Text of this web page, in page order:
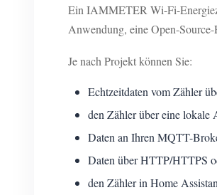
Ein IAMMETER Wi-Fi-
Anwendung, eine Open-
Je nach Projekt können Sie:
Echtzeitdaten vom Zähler
den Zähler über eine lokale
Daten an Ihren MQTT-
Daten über HTTP/HTTPS
den Zähler in Home